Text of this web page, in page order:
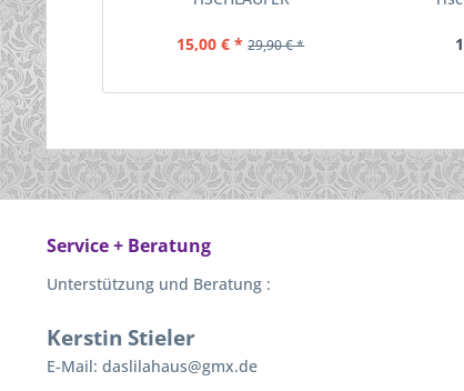
15,00 € * 29,90 € *
Service + Beratung
Unterstützung und Beratung :
Kerstin Stieler
E-Mail: daslilahaus@gmx.de